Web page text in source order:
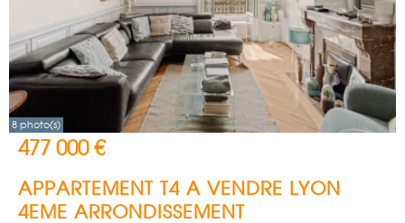
8 photo(s)
477 000 €
APPARTEMENT T4 A VENDRE LYON
4EME ARRONDISSEMENT